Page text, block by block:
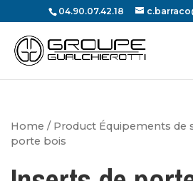
04.90.07.42.18
Recherche
de
produits
Home / Product Équipements de
porte bois